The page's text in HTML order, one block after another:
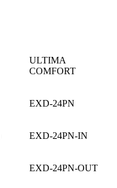
ULTIMA
COMFORT
EXD-24PN
EXD-24PN-IN
EXD-24PN-OUT